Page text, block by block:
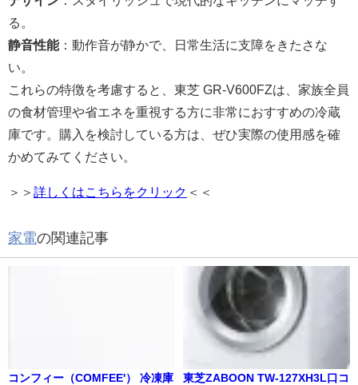
る。
静音性能：動作音が静かで、日常生活に支障をきたさな
い。
これらの特徴を考慮すると、東芝 GR-V600FZは、家族全員
の食材管理や省エネを重視する方に非常におすすめの冷蔵
庫です。購入を検討している方は、ぜひ実際の使用感を確
かめてみてください。
＞＞ 詳しくはこちらをクリック ＜＜
家電の関連記事
コンフィー（COMFEE'） 冷凍庫
東芝ZABOON TW-127XH3L口コ